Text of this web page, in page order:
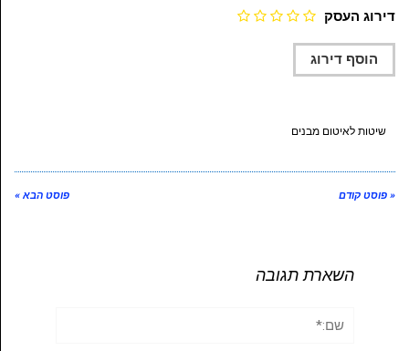
דירוג העסק
שיטות לאיטום מבנים
« פוסט קודם פוסט הבא »
השארת תגובה